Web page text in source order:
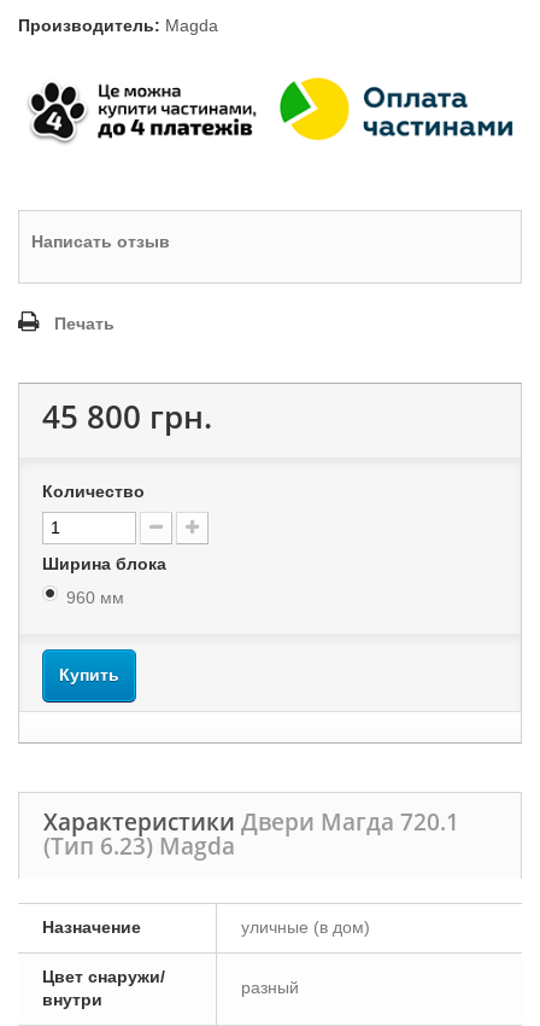
Производитель: Magda
Написать отзыв
Печать
45 800 грн.
Количество
Ширина блока
960 мм
Купить
Характеристики Двери Магда 720.1
(Тип 6.23) Magda
Назначение уличные (в дом)
Цвет снаружи/
внутри
разный